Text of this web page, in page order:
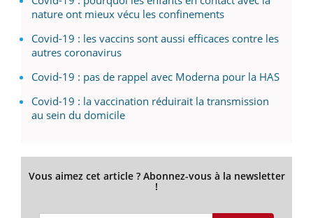
nature ont mieux vécu les confinements
Covid-19 : les vaccins sont aussi efficaces contre les
autres coronavirus
Covid-19 : pas de rappel avec Moderna pour la HAS
Covid-19 : la vaccination réduirait la transmission
au sein du domicile
Vous aimez cet article ? Abonnez-vous à la newsletter
!